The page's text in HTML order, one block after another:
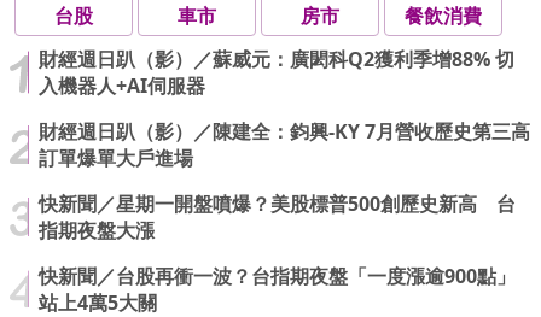
台股 車市 房市
餐飲消費
財經週日趴（影）／蘇威元：廣閎科Q2獲利季增88% 切
入機器人+AI伺服器
財經週日趴（影）／陳建全：鈞興-KY 7月營收歷史第三高
訂單爆單大戶進場
快新聞／星期一開盤噴爆？美股標普500創歷史新高 台
指期夜盤大漲
快新聞／台股再衝一波？台指期夜盤「一度漲逾900點」
站上4萬5大關